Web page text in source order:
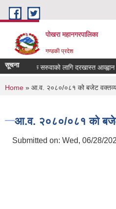
Skip to main content
पोखरा महानगरपालिका
गण्डकी प्रदेश
सूचनाशिक्षक सरुवाको लागि दरखास्त आव्ह्वान
You are here
Home » आ.व. २०८०/०८१ को बजेट
आ.व. २०८०/०८१ को
Submitted on: Wed, 06/28/